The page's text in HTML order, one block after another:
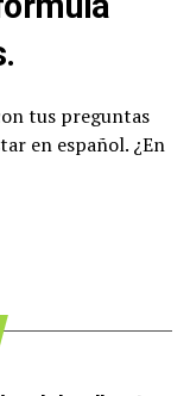
tus preguntas
en español. ¿En